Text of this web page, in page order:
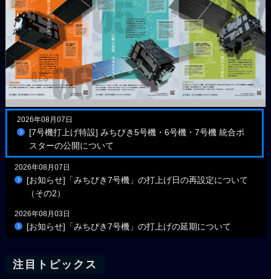
2026年08月07日
[7号機打上げ特設] みちびき5号機・6号機・7号機 統合ポ
スターの公開について
2026年08月07日
[お知らせ]「みちびき7号機」の打上げ日の再設定について
（その2）
2026年08月03日
[お知らせ]「みちびき7号機」の打上げの延期について
注目トピックス